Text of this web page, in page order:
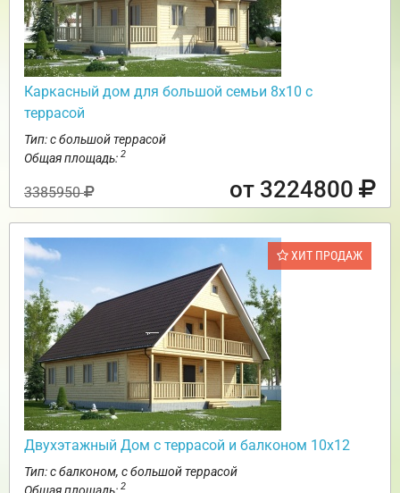
Каркасный дом для большой семьи 8х10 с
террасой
Тип: с большой террасой
Общая площадь: 2
3385950 от 3224800
ХИТ ПРОДАЖ
Двухэтажный Дом с террасой и балконом 10х12
Тип: с балконом, с большой террасой
Общая площадь: 2